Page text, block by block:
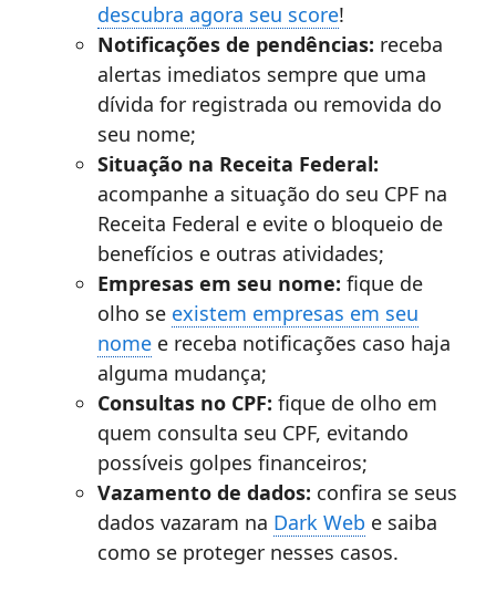
descubra agora seu score!
Notificações de pendências: receba
alertas imediatos sempre que uma
dívida for registrada ou removida do
seu nome;
Situação na Receita Federal:
acompanhe a situação do seu CPF na
Receita Federal e evite o bloqueio de
benefícios e outras atividades;
Empresas em seu nome: fique de
olho se existem empresas em seu
nome e receba notificações caso haja
alguma mudança;
Consultas no CPF: fique de olho em
quem consulta seu CPF, evitando
possíveis golpes financeiros;
Vazamento de dados: confira se seus
dados vazaram na Dark Web e saiba
como se proteger nesses casos.